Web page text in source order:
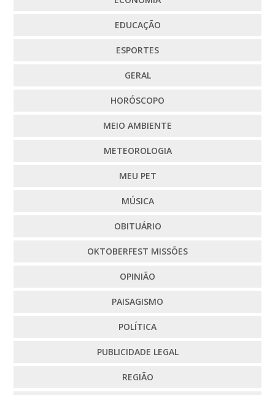
EDUCAÇÃO
ESPORTES
GERAL
HORÓSCOPO
MEIO AMBIENTE
METEOROLOGIA
MEU PET
MÚSICA
OBITUÁRIO
OKTOBERFEST MISSÕES
OPINIÃO
PAISAGISMO
POLÍTICA
PUBLICIDADE LEGAL
REGIÃO